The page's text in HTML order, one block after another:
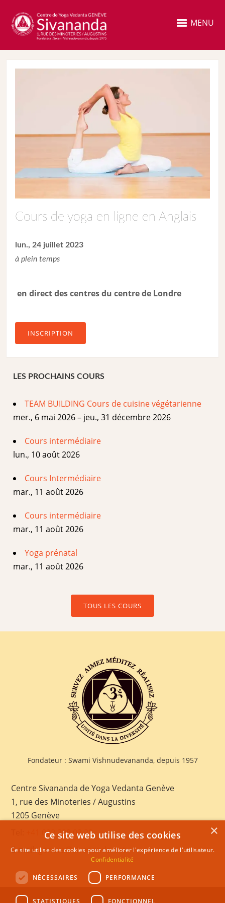
MENU
Cours de yoga en ligne en Anglais
lun., 24 juillet 2023
à plein temps
en direct des centres du centre de Londre
INSCRIPTION
LES PROCHAINS COURS
TEAM BUILDING Cours de cuisine végétarienne
mer., 6 mai 2026 – jeu., 31 décembre 2026
Cours intermédiaire
lun., 10 août 2026
Cours Intermédiaire
mar., 11 août 2026
Cours intermédiaire
mar., 11 août 2026
Yoga prénatal
mar., 11 août 2026
TOUS LES COURS
Fondateur : Swami Vishnudevananda, depuis 1957
Centre Sivananda de Yoga Vedanta Genève
1, rue des Minoteries / Augustins
1205 Genève
+41 022 328 03 28
E-mail:geneva@sivananda.net
×
Ce site web utilise des cookies
Ce site utilise des cookies pour améliorer l'expérience de l'utilisateur.
Confidentialité
NÉCESSAIRES PERFORMANCE
STATISTIQUES FONCTIONNEL